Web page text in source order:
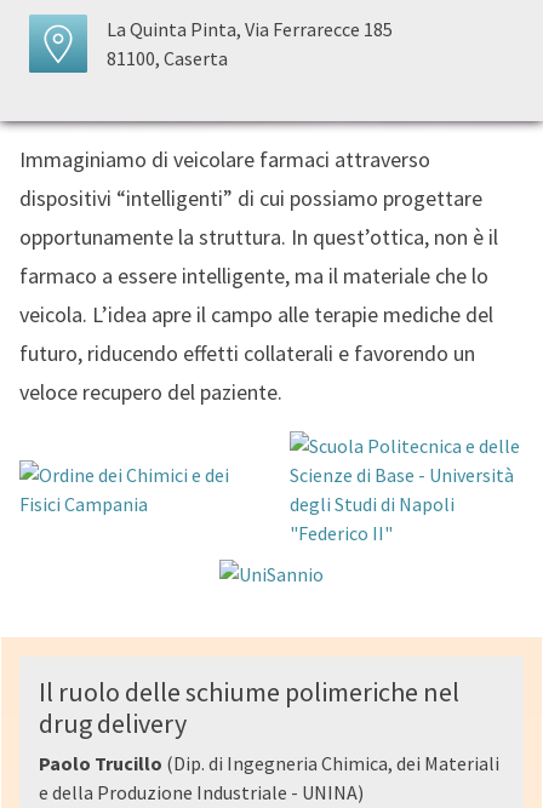
La Quinta Pinta, Via Ferrarecce 185
81100, Caserta
Immaginiamo di veicolare farmaci attraverso
dispositivi “intelligenti” di cui possiamo progettare
opportunamente la struttura. In quest’ottica, non è il
farmaco a essere intelligente, ma il materiale che lo
veicola. L’idea apre il campo alle terapie mediche del
futuro, riducendo effetti collaterali e favorendo un
veloce recupero del paziente.
Il ruolo delle schiume polimeriche nel
drug delivery
Paolo Trucillo (Dip. di Ingegneria Chimica, dei Materiali
e della Produzione Industriale - UNINA)